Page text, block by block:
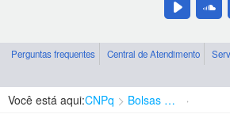
Perguntas frequentes Central de Atendimento
Você está aqui:CNPq Bolsas e Auxílios Vigentes